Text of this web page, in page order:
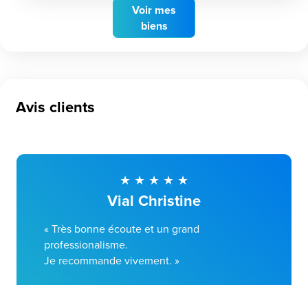
Voir mes
biens
Avis clients
Vial Christine
« Très bonne écoute et un grand
professionalisme.
Je recommande vivement. »